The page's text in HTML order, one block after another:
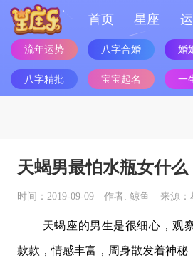
首页 星座
流年运势 八字合婚 婚
八字精批 宝宝起名 一
天蝎男最怕水瓶女什么
时间：2019-09-09 作者: 鲸鱼 来源：
天蝎座的男生是很细心，观
款款，情感丰富，周身散发着神秘